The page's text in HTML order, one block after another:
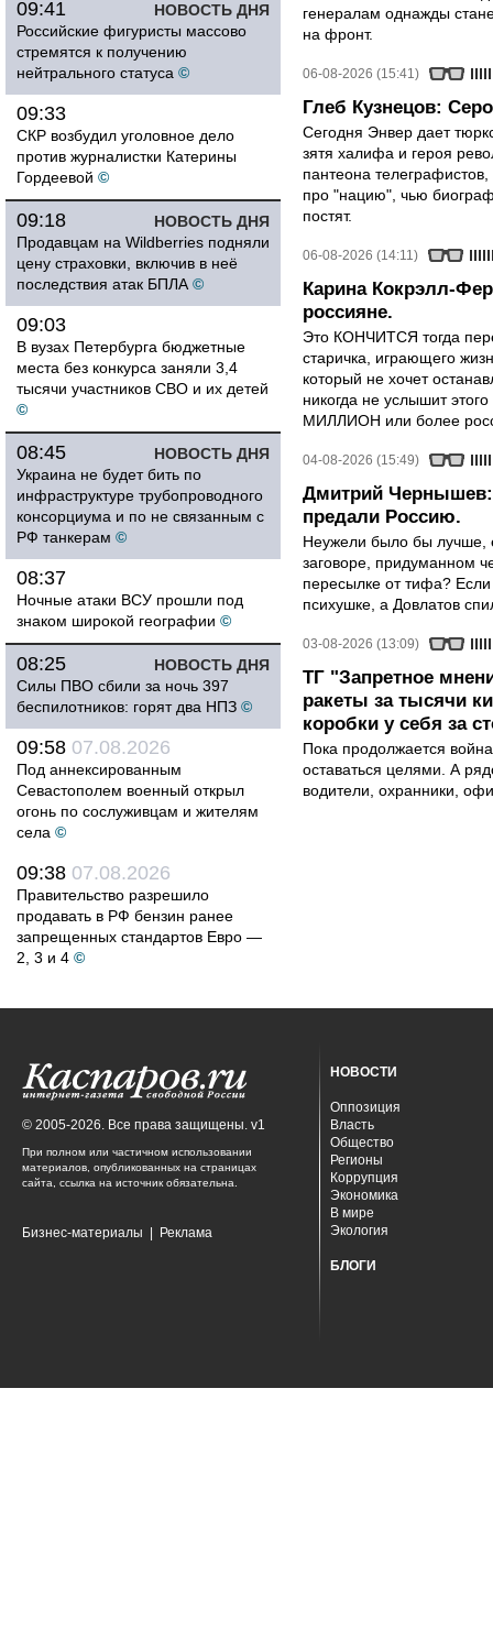
НОВОСТЬ ДНЯ
09:41
Российские фигуристы массово
стремятся к получению
нейтрального статуса ©
09:33
СКР возбудил уголовное дело
против журналистки Катерины
Гордеевой ©
НОВОСТЬ ДНЯ
09:18
Продавцам на Wildberries подняли
цену страховки, включив в неё
последствия атак БПЛА ©
09:03
В вузах Петербурга бюджетные
места без конкурса заняли 3,4
тысячи участников СВО и их детей
©
НОВОСТЬ ДНЯ
08:45
Украина не будет бить по
инфраструктуре трубопроводного
консорциума и по не связанным с
РФ танкерам ©
08:37
Ночные атаки ВСУ прошли под
знаком широкой географии ©
НОВОСТЬ ДНЯ
08:25
Силы ПВО сбили за ночь 397
беспилотников: горят два НПЗ ©
09:58 07.08.2026
Под аннексированным
Севастополем военный открыл
огонь по сослуживцам и жителям
села ©
09:38 07.08.2026
Правительство разрешило
продавать в РФ бензин ранее
запрещенных стандартов Евро —
2, 3 и 4 ©
генералам однажды
на фронт.
06-08-2026 (15:41)
Глеб Кузнецов:
Сегодня Энвер дает
зятя халифа и героя
пантеона
про "нацию", чью
постят.
06-08-2026 (14:11)
Карина Кокрэлл-
россияне.
Это КОНЧИТСЯ тогда
старичка, играющего
который не хочет
никогда не услышит
МИЛЛИОН или более
04-08-2026 (15:49)
Дмитрий Чернышев:
предали Россию.
Неужели было бы лучше,
заговоре, придуманном
пересылке от тифа?
психушке, а Довлатов
03-08-2026 (13:09)
ТГ "Запретное
ракеты за тысячи
коробки у себя за
Пока продолжается
оставаться целями. А
водители, охранники,
© 2005-2026. Все права защищены. v1
При полном или частичном использовании
материалов, опубликованных на страницах
сайта, ссылка на источник обязательна.
Бизнес-материалы Реклама
НОВОСТИ
Оппозиция
Власть
Общество
Регионы
Коррупция
Экономика
В мире
Экология
БЛОГИ